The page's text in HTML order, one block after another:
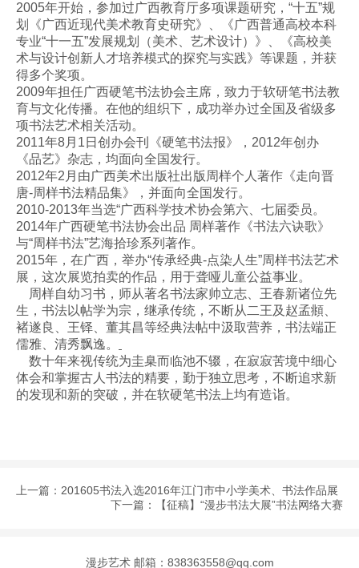
2005年开始，参加过广西教育厅多项课题研究，“十五”规
划《广西近现代美术教育史研究》、《广西普通高校本科
专业“十一五”发展规划（美术、艺术设计）》、《高校美
术与设计创新人才培养模式的探究与实践》等课题，并获
得多个奖项。
2009年担任广西硬笔书法协会主席，致力于软研笔书法教
育与文化传播。在他的组织下，成功举办过全国及省级多
项书法艺术相关活动。
2011年8月1日创办会刊《硬笔书法报》，2012年创办
《品艺》杂志，均面向全国发行。
2012年2月由广西美术出版社出版周样个人著作《走向晋
唐-周样书法精品集》，并面向全国发行。
2010-2013年当选“广西科学技术协会第六、七届委员。
2014年广西硬笔书法协会出品 周样著作《书法六诀歌》
与“周样书法”艺海拾珍系列著作。
2015年，在广西，举办“传承经典-点染人生”周样书法艺术
展，这次展览拍卖的作品，用于聋哑儿童公益事业。
周样自幼习书，师从著名书法家帅立志、王春新诸位先
生，书法以帖学为宗，继承传统，不断从 二王及赵孟頫、
褚遂良、王铎、董其昌等经典法帖中汲取营养，书法端正
儒雅、清秀飘逸。
数十年来视传统为圭臬而临池不辍，在寂寂苦境中细心
体会和掌握古人书法的精要，勤于独立思考，不断追求新
的发现和新的突破，并在软硬笔书法上均有造诣。
上一篇： 201605书法入选2016年江门市中小学美术、书法作品展
下一篇：
【征稿】“漫步书法大展”书法网络大赛
漫步艺术邮箱：838363558@qq.com